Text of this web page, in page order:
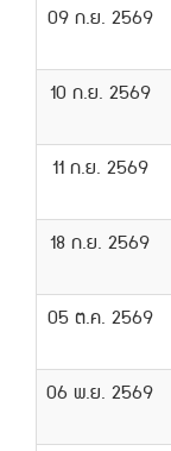
09 ก.ย. 2569
10 ก.ย. 2569
11 ก.ย. 2569
18 ก.ย. 2569
05 ต.ค. 2569
06 พ.ย. 2569